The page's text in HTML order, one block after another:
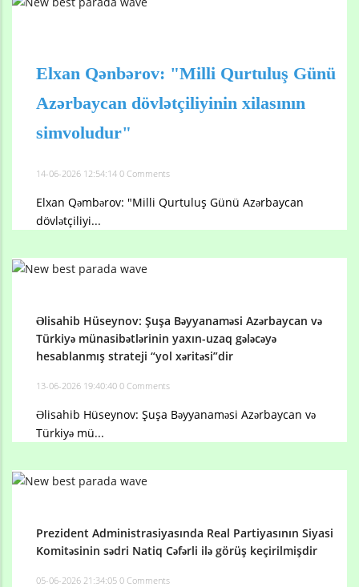
Elxan Qənbərov: "Milli Qurtuluş Günü
Azərbaycan dövlətçiliyinin xilasının
simvoludur"
14-06-2026 12:54:14 0 Comments
Elxan Qəmbərov: "Milli Qurtuluş Günü Azərbaycan
dövlətçiliyi...
Əlisahib Hüseynov: Şuşa Bəyyanaməsi Azərbaycan və
Türkiyə münasibətlərinin yaxın-uzaq gələcəyə
hesablanmış strateji “yol xəritəsi”dir
13-06-2026 19:40:40 0 Comments
Əlisahib Hüseynov: Şuşa Bəyyanaməsi Azərbaycan və
Türkiyə mü...
Prezident Administrasiyasında Real Partiyasının Siyasi
Komitəsinin sədri Natiq Cəfərli ilə görüş keçirilmişdir
05-06-2026 21:34:05 0 Comments